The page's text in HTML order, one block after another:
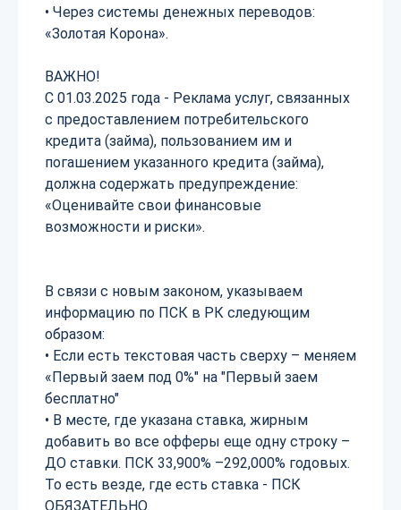
• Через системы денежных переводов:
«Золотая Корона».
ВАЖНО!
С 01.03.2025 года - Реклама услуг, связанных
с предоставлением потребительского
кредита (займа), пользованием им и
погашением указанного кредита (займа),
должна содержать предупреждение:
«Оценивайте свои финансовые
возможности и риски».
В связи с новым законом, указываем
информацию по ПСК в РК следующим
образом:
• Если есть текстовая часть сверху – меняем
«Первый заем под 0%" на "Первый заем
бесплатно"
• В месте, где указана ставка, жирным
добавить во все офферы еще одну строку –
ДО ставки. ПСК 33,900% –292,000% годовых.
То есть везде, где есть ставка - ПСК
ОБЯЗАТЕЛЬНО.